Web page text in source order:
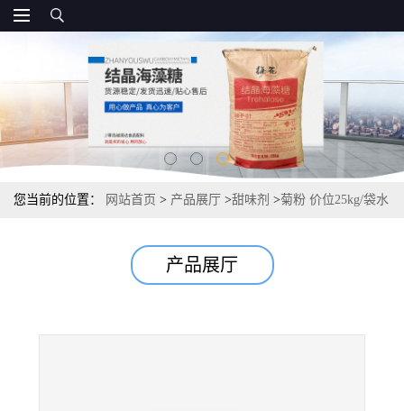
您当前的位置： 网站首页 > 产品展厅 >甜味剂 >菊粉 价位25kg/袋水
产品展厅